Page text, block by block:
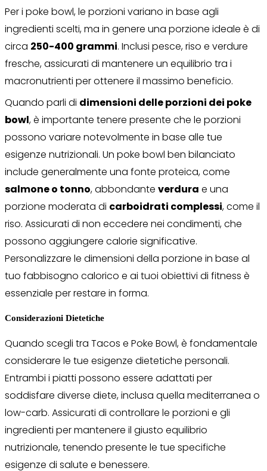
Per i poke bowl, le porzioni variano in base agli
ingredienti scelti, ma in genere una porzione ideale è di
circa 250-400 grammi. Inclusi pesce, riso e verdure
fresche, assicurati di mantenere un equilibrio tra i
macronutrienti per ottenere il massimo beneficio.
Quando parli di dimensioni delle porzioni dei poke
bowl, è importante tenere presente che le porzioni
possono variare notevolmente in base alle tue
esigenze nutrizionali. Un poke bowl ben bilanciato
include generalmente una fonte proteica, come
salmone o tonno, abbondante verdura e una
porzione moderata di carboidrati complessi, come il
riso. Assicurati di non eccedere nei condimenti, che
possono aggiungere calorie significative.
Personalizzare le dimensioni della porzione in base al
tuo fabbisogno calorico e ai tuoi obiettivi di fitness è
essenziale per restare in forma.
Considerazioni Dietetiche
Quando scegli tra Tacos e Poke Bowl, è fondamentale
considerare le tue esigenze dietetiche personali.
Entrambi i piatti possono essere adattati per
soddisfare diverse diete, inclusa quella mediterranea o
low-carb. Assicurati di controllare le porzioni e gli
ingredienti per mantenere il giusto equilibrio
nutrizionale, tenendo presente le tue specifiche
esigenze di salute e benessere.